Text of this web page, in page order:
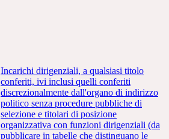
Incarichi dirigenziali, a qualsiasi titolo
conferiti, ivi inclusi quelli conferiti
discrezionalmente dall'organo di indirizzo
politico senza procedure pubbliche di
selezione e titolari di posizione
organizzativa con funzioni dirigenziali (da
pubblicare in tabelle che distinguano le